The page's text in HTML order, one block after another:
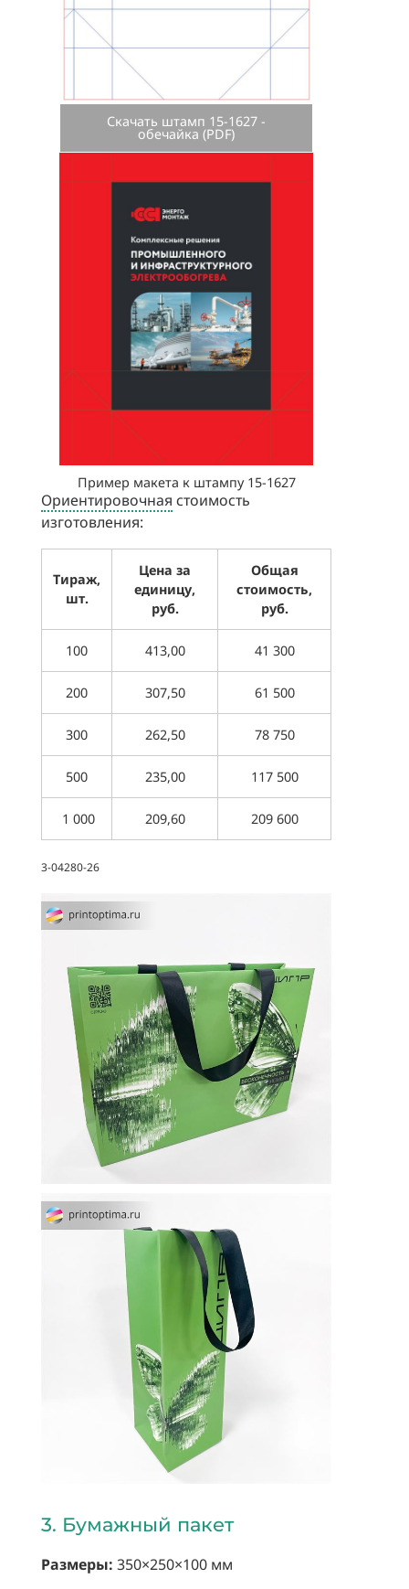
Скачать штамп 15-1627 -
обечайка (PDF)
Пример макета к штампу 15-1627
Ориентировочная стоимость
изготовления:
Тираж,
шт.
Цена за
единицу,
руб.
Общая
стоимость,
руб.
100 413,00 41 300
200 307,50 61 500
300 262,50 78 750
500 235,00 117 500
1 000 209,60 209 600
3-04280-26
3. Бумажный пакет
Размеры: 350×250×100 мм